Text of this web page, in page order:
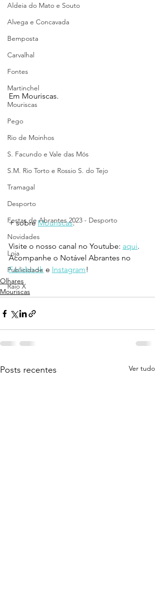
Aldeia do Mato e Souto
Alvega e Concavada
Bemposta
Carvalhal
Fontes
Martinchel
Mouriscas
Pego
Rio de Moinhos
S. Facundo e Vale das Mós
S.M. Rio Torto e Rossio S. do Tejo
Tramagal
Desporto
Festas de Abrantes 2023 - Desporto
Novidades
Loja
Publicidade
Raio X
Em Mouriscas.
+ sobre Mouriscas.
Visite o nosso canal no Youtube: aqui.
Acompanhe o Notável Abrantes no
Facebook e Instagram!
Olhares
Mouriscas
Posts recentes Ver tudo